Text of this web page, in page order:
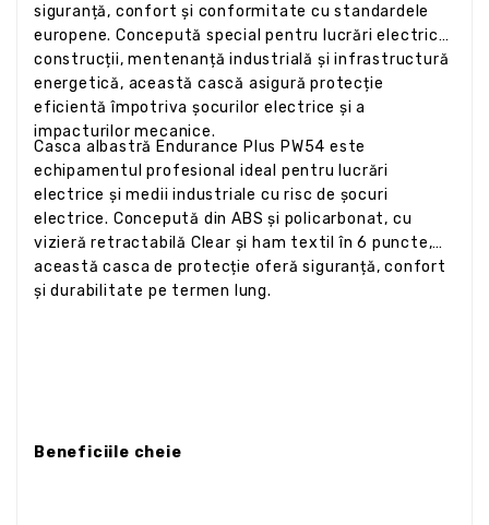
siguranță, confort și conformitate cu standardele
europene. Concepută special pentru lucrări electrice,
construcții, mentenanță industrială și infrastructură
energetică, această cască asigură protecție
eficientă împotriva șocurilor electrice și a
impacturilor mecanice.
Casca albastră Endurance Plus PW54 este
echipamentul profesional ideal pentru lucrări
electrice și medii industriale cu risc de șocuri
electrice. Concepută din ABS și policarbonat, cu
vizieră retractabilă Clear și ham textil în 6 puncte,
această casca de protecție oferă siguranță, confort
și durabilitate pe termen lung.
Beneficiile cheie